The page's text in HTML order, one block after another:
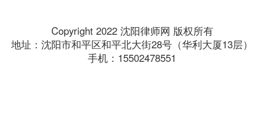
Copyright 2022 沈阳律师网 版权所有
地址：沈阳市和平区和平北大街28号（华利大厦13层）
手机：15502478551